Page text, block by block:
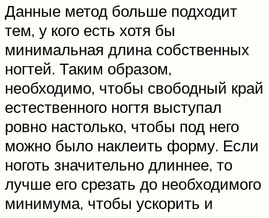
Данные метод больше подходит
тем, у кого есть хотя бы
минимальная длина собственных
ногтей. Таким образом,
необходимо, чтобы свободный край
естественного ногтя выступал
ровно настолько, чтобы под него
можно было наклеить форму. Если
ноготь значительно длиннее, то
лучше его срезать до необходимого
минимума, чтобы ускорить и